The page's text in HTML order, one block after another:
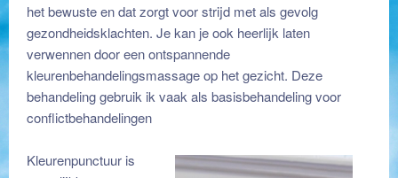
het bewuste en dat zorgt voor strijd met als gevolg
gezondheidsklachten. Je kan je ook heerlijk laten
verwennen door een ontspannende
kleurenbehandelingsmassage op het gezicht. Deze
behandeling gebruik ik vaak als basisbehandeling voor
conflictbehandelingen
Kleurenpunctuur is